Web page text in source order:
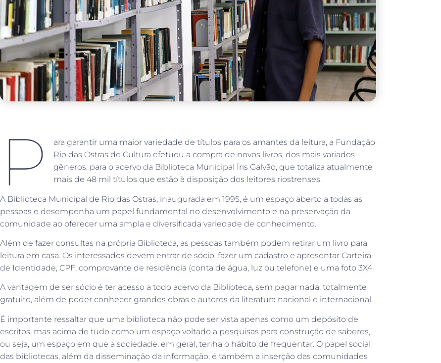
P
ara garantir uma maior variedade de títulos para os amantes da leitura, a Fundação
Rio das Ostras de Cultura efetuou a compra de novos livros, dos mais variados
gêneros, para o acervo da Biblioteca Municipal Íris Galvão, que totaliza atualmente
mais de 48 mil títulos que estão à disposição dos leitores riostrenses.
A Biblioteca Municipal de Rio das Ostras, inaugurada em 1995, é um espaço aberto a todas as
pessoas e desempenha um papel fundamental no desenvolvimento e na preservação da
comunidade ao oferecer uma ampla e diversificada variedade de conhecimento.
Além de fazer consultas na própria Biblioteca, as pessoas também podem retirar um livro para
leitura em casa. Os interessados devem entrar de sócio, fazer um cadastro e apresentar Carteira
de Identidade, CPF, comprovante de residência (conta de água, luz ou telefone) e uma foto 3X4.
A vantagem de ser sócio é ter acesso a todo acervo da Biblioteca, sem pagar nada, totalmente
gratuito, além de poder conhecer grandes obras e autores da literatura nacional e internacional.
É importante ressaltar que uma biblioteca não pode ser vista apenas como um depósito de
escritos, mas acima de tudo como um espaço voltado a pesquisas para construção de saberes,
ou seja, um espaço em que a sociedade, em geral, tenha o hábito de frequentar. O papel social
das bibliotecas, além da disseminação da informação, é também a inserção das comunidades